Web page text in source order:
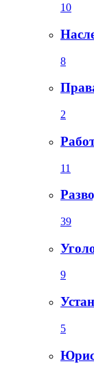
10
8
2
11
39
9
5